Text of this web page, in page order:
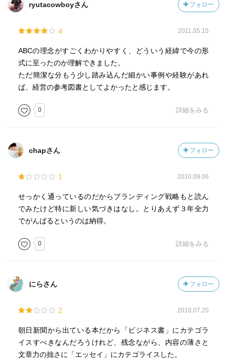
【よく出てくる言葉】
修行じゃなくても料理をならう。
ケイコトマナブ
ブレッドコース
大宮ロフト
ポップなスタジオ
採用の大切さ
みんながハッピー。
仕事を私物化しない。
ryutacowboyさん フォロー
4 2011.05.15
ABCの理念がすごくわかりやすく、どういう経緯で今の形
式に至ったのか理解できました。
ただ簡潔な分もう少し踏み込んだ細かい事例や経験があれ
ば、経営の参考図書としてよかったと感じます。
0 詳細をみる
chapさん フォロー
1 2010.09.06
せっかく通っているのだからブランディング戦略もと読ん
でみたけど特に新しい気づきはなし。とりあえず３年全力
でがんばるというのは納得。
0 詳細をみる
にらさん フォロー
2 2010.07.20
朝日新聞から出ている本だから「ビジネス書」にカテゴラ
イスすべきなんだろうけれど、残念ながら、内容の薄さと
文章力の拙さに「エッセイ」にカテゴライスした。